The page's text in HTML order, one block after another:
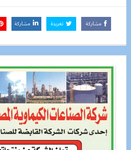
مشاركة تغريدة مشاركة